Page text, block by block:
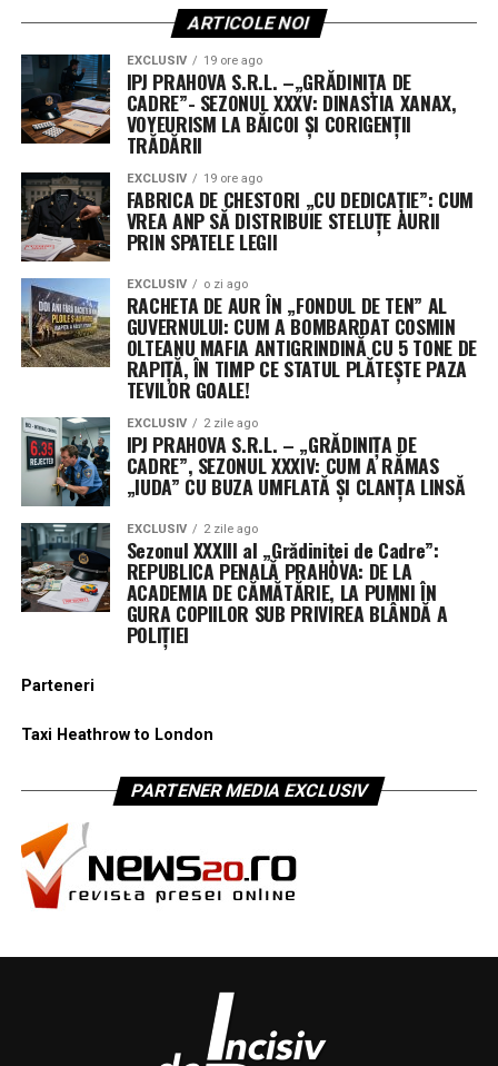
ARTICOLE NOI
EXCLUSIV 19 ore ago
IPJ PRAHOVA S.R.L. –„GRĂDINIȚA DE
CADRE”- SEZONUL XXXV: DINASTIA XANAX,
VOYEURISM LA BĂICOI ȘI CORIGENȚII
TRĂDĂRII
EXCLUSIV 19 ore ago
FABRICA DE CHESTORI „CU DEDICAȚIE”: CUM
VREA ANP SĂ DISTRIBUIE STELUȚE AURII
PRIN SPATELE LEGII
EXCLUSIV o zi ago
RACHETA DE AUR ÎN „FONDUL DE TEN” AL
GUVERNULUI: CUM A BOMBARDAT COSMIN
OLTEANU MAFIA ANTIGRINDINĂ CU 5 TONE DE
RAPIȚĂ, ÎN TIMP CE STATUL PLĂTEȘTE PAZA
TEVILOR GOALE!
EXCLUSIV 2 zile ago
IPJ PRAHOVA S.R.L. – „GRĂDINIȚA DE
CADRE”, SEZONUL XXXIV: CUM A RĂMAS
„IUDA” CU BUZA UMFLATĂ ȘI CLANȚA LINSĂ
EXCLUSIV 2 zile ago
Sezonul XXXIII al „Grădiniței de Cadre”:
REPUBLICA PENALĂ PRAHOVA: DE LA
ACADEMIA DE CĂMĂTĂRIE, LA PUMNI ÎN
GURA COPIILOR SUB PRIVIREA BLÂNDĂ A
POLIȚIEI
Parteneri
Taxi Heathrow to London
PARTENER MEDIA EXCLUSIV